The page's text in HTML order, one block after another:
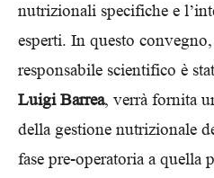
nutrizionali specifiche e
esperti. In questo
responsabile scientifico è
Luigi Barrea, verrà fornita
della gestione nutrizionale
fase pre-operatoria a quella